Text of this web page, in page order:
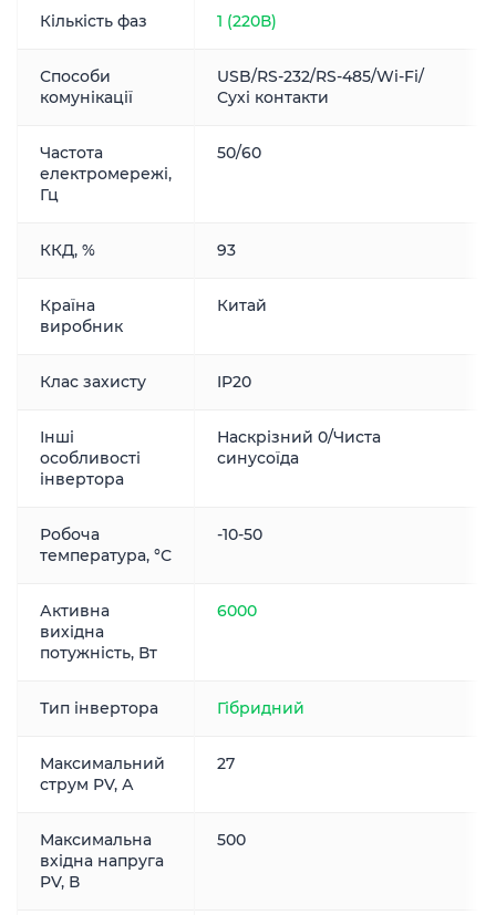
Кількість фаз 1 (220В)
Способи
комунікації
USB/RS-232/RS-485/Wi-Fi/
Сухі контакти
Частота
електромережі,
Гц
50/60
ККД, % 93
Країна
виробник
Китай
Клас захисту IP20
Інші
особливості
інвертора
Наскрізний 0/Чиста
синусоїда
Робоча
температура, °С
-10-50
Активна
вихідна
потужність, Вт
6000
Тип інвертора Гібридний
Максимальний
струм PV, А
27
Максимальна
вхідна напруга
PV, В
500